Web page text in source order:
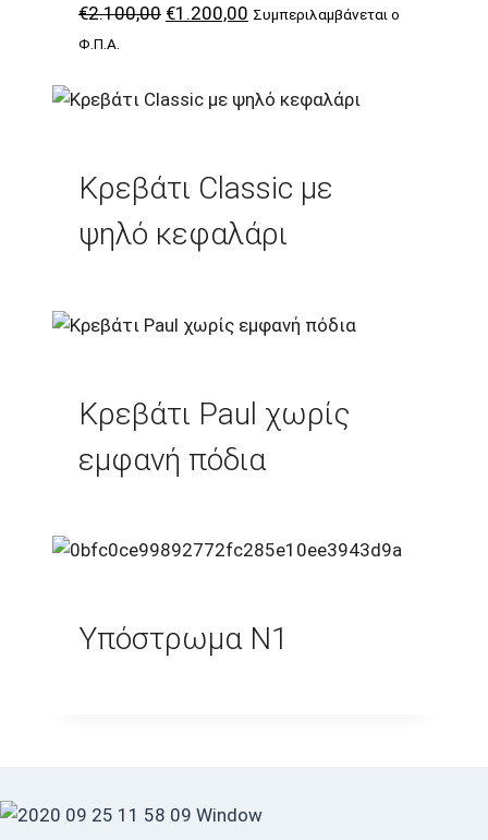
€2.100,00 Original
€2.100,00.
€1.200,00 Η
είναι:
Συμπεριλαμβάνεται ο
Φ.Π.Α.
Κρεβάτι Classic με
ψηλό κεφαλάρι
Κρεβάτι Paul χωρίς
εμφανή πόδια
Υπόστρωμα Ν1